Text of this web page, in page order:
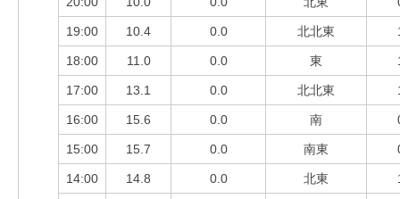
19:00 10.4 0.0 北北東
18:00 11.0 0.0 東
17:00 13.1 0.0 北北東
16:00 15.6 0.0 南
15:00 15.7 0.0 南東
14:00 14.8 0.0 北東